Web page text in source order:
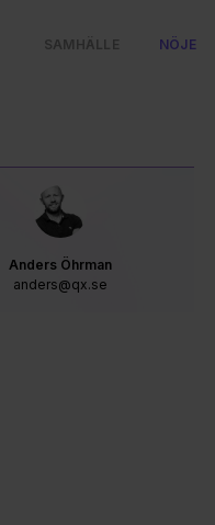
SAMHÄLLE NÖJE
Anders Öhrman
anders@qx.se